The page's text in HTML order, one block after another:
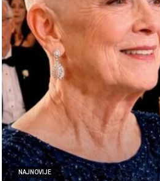
NAJNOVIJE